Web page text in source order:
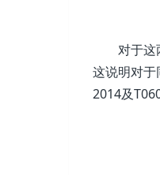
对于
这说明对
2014及